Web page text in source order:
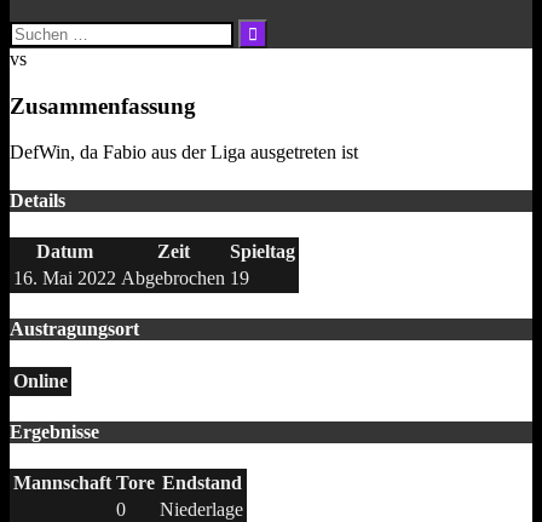
Suchen
nach:
vs
Zusammenfassung
DefWin, da Fabio aus der Liga ausgetreten ist
Details
Datum Zeit
Spieltag
16. Mai 2022 Abgebrochen 19
Austragungsort
Online
Ergebnisse
Mannschaft Tore Endstand
0
Niederlage